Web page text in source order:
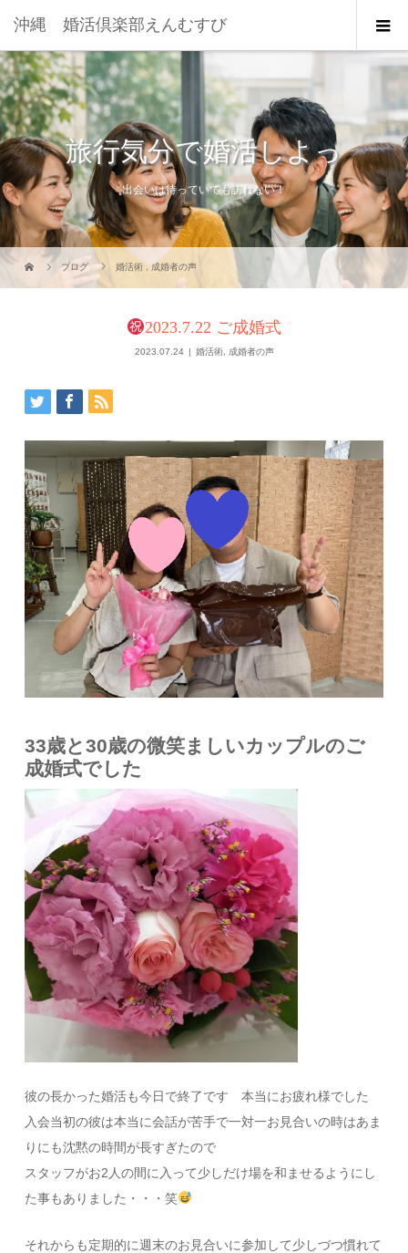
沖縄 婚活倶楽部えんむすび
旅行気分で婚活しよっ
出会いは待っていても訪れない！
ブログ 婚活術 ,成婚者の声
2023.7.22 ご成婚式
2023.07.24 婚活術, 成婚者の声
33歳と30歳の微笑ましいカップルのご
成婚式でした
彼の長かった婚活も今日で終了です 本当にお疲れ様でした
入会当初の彼は本当に会話が苦手で一対一お見合いの時はあま
りにも沈黙の時間が長すぎたので
スタッフがお2人の間に入って少しだけ場を和ませるようにし
た事もありました・・・笑
それからも定期的に週末のお見合いに参加して少しづつ慣れて